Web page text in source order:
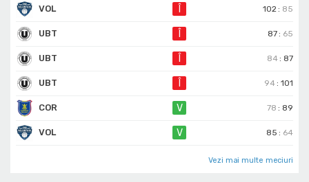
VOL 102 : 85
UBT 87 : 65
UBT 84 : 87
UBT 94 :101
COR V 78 : 89
VOL V 85 : 64
Vezi mai multe meciuri